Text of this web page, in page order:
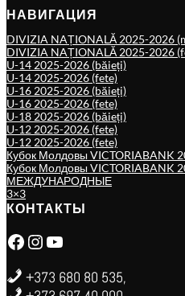
НАВИГАЦИЯ
DIVIZIA NAȚIONALĂ 2025-2026
DIVIZIA NAȚIONALĂ 2025-2026
U-14 2025-2026 (băieți)
U-14 2025-2026 (fete)
U-16 2025-2026 (băieți)
U-16 2025-2026 (fete)
U-18 2025-2026 (băieți)
U-12 2025-2026 (fete)
U-12 2025-2026 (fete)
Кубок Молдовы VICTORIABANK
Кубок Молдовы VICTORIABANK
МЕЖДУНАРОДНЫЕ
3×3
КОНТАКТЫ
Facebook Instagram YouTube
+373 680 80 535,